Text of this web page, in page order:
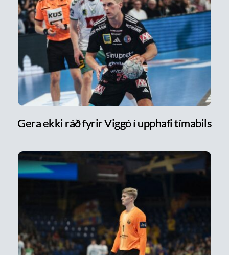
Gera ekki ráð fyrir Viggó í upphafi tímabils